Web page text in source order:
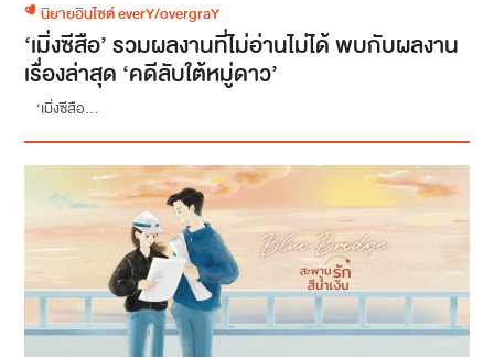
นิยายอินไซต์ everY/overgraY
‘เมิ่งซีสือ’ รวมผลงานที่ไม่อ่านไม่ได้ พบกับผลงาน
เรื่องล่าสุด ‘คดีลับใต้หมู่ดาว’
‘เมิ่งซีสือ...